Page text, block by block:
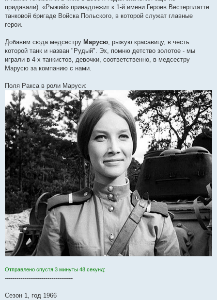
придавали). «Рыжий» принадлежит к 1-й имени Героев Вестерплатте
танковой бригаде Войска Польского, в которой служат главные
герои.
Добавим сюда медсестру Марусю , рыжую красавицу, в честь
которой танк и назван "Рудый". Эх, помню детство золотое - мы
играли в 4-х танкистов, девочки, соответственно, в медсестру
Марусю за компанию с нами.
Поля Ракса в роли Маруси:
Отправлено спустя 3 минуты 48 секунд:
-----------------------------------
Сезон 1, год 1966